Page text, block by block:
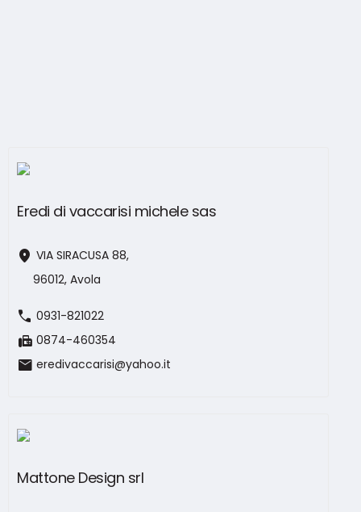
Eredi di vaccarisi michele sas
location_on VIA SIRACUSA 88,
96012, Avola
call 0931-821022
fax 0874-460354
mail eredivaccarisi@yahoo.it
Mattone Design srl